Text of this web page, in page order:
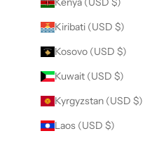
Kiribati (USD $)
Kosovo (USD $)
Kuwait (USD $)
Kyrgyzstan (USD $)
Laos (USD $)